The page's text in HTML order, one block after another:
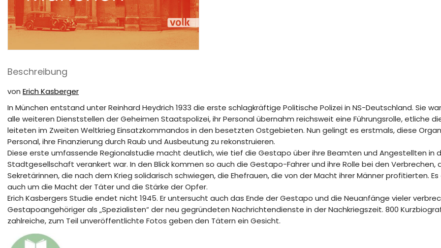
Beschreibung
von Erich Kasberger
In München entstand unter Reinhard Heydrich 1933 die erste schlagkräftige Politische Polizei in NS-Deutschland. Sie
alle weiteren Dienststellen der Geheimen Staatspolizei, ihr Personal übernahm reichsweit eine Führungsrolle, etliche
leiteten im Zweiten Weltkrieg Einsatzkommandos in den besetzten Ostgebieten. Nun gelingt es erstmals, diese
Personal, ihre Finanzierung durch Raub und Ausbeutung zu rekonstruieren.
Diese erste umfassende Regionalstudie macht deutlich, wie tief die Gestapo über ihre Beamten und Angestellten in
Stadtgesellschaft verankert war. In den Blick kommen so auch die Gestapo-Fahrer und ihre Rolle bei den Verbrechen,
Sekretärinnen, die nach dem Krieg solidarisch schwiegen, die Ehefrauen, die von der Macht ihrer Männer profitierten.
auch um die Macht der Täter und die Stärke der Opfer.
Erich Kasbergers Studie endet nicht 1945. Er untersucht auch das Ende der Gestapo und die Neuanfänge vieler
Gestapoangehöriger als „Spezialisten“ der neu gegründeten Nachrichtendienste in der Nachkriegszeit. 800
zahlreiche, zum Teil unveröffentlichte Fotos geben den Tätern ein Gesicht.